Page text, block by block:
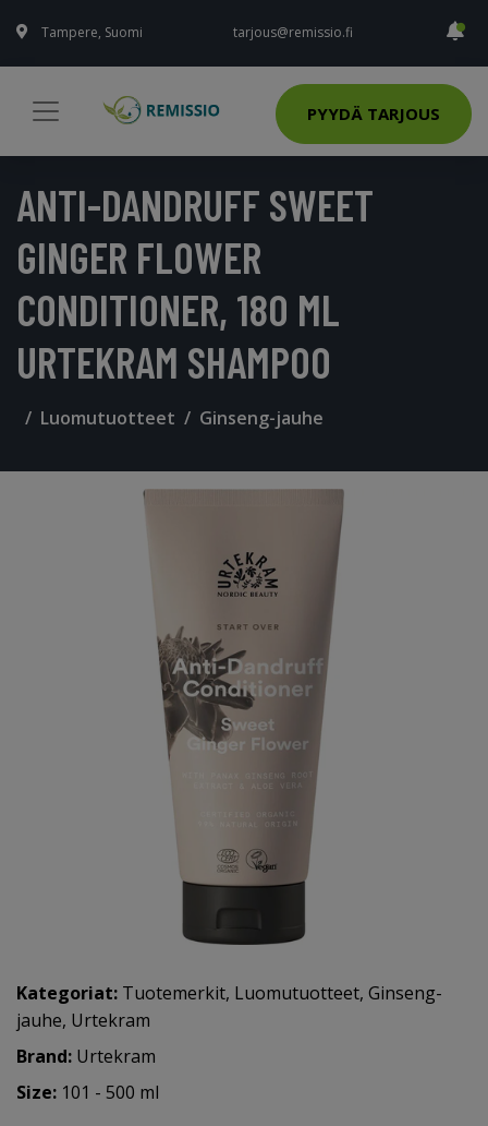
Tampere, Suomi tarjous@remissio.fi
PYYDÄ TARJOUS
ANTI-DANDRUFF SWEET
GINGER FLOWER
CONDITIONER, 180 ML
URTEKRAM SHAMPOO
Luomutuotteet Ginseng-jauhe
Kategoriat: Tuotemerkit, Luomutuotteet, Ginseng-
jauhe, Urtekram
Brand: Urtekram
Size: 101 - 500 ml